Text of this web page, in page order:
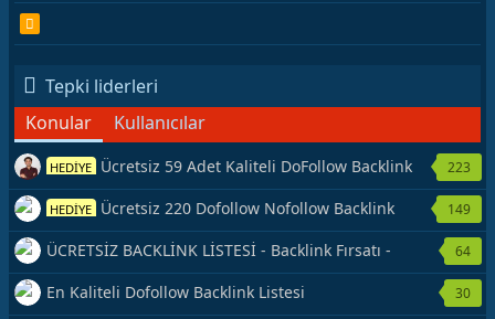
S
Tepki liderleri
Konular
Kullanıcılar
HEDİYE Ücretsiz 59 Adet Kaliteli DoFollow Backlink
Kaynağı Veriyorum.
223
HEDİYE Ücretsiz 220 Dofollow Nofollow Backlink
Veriyorum
149
ÜCRETSİZ BACKLİNK LİSTESİ - Backlink Fırsatı -
Hemen Yetiş!
64
En Kaliteli Dofollow Backlink Listesi 30